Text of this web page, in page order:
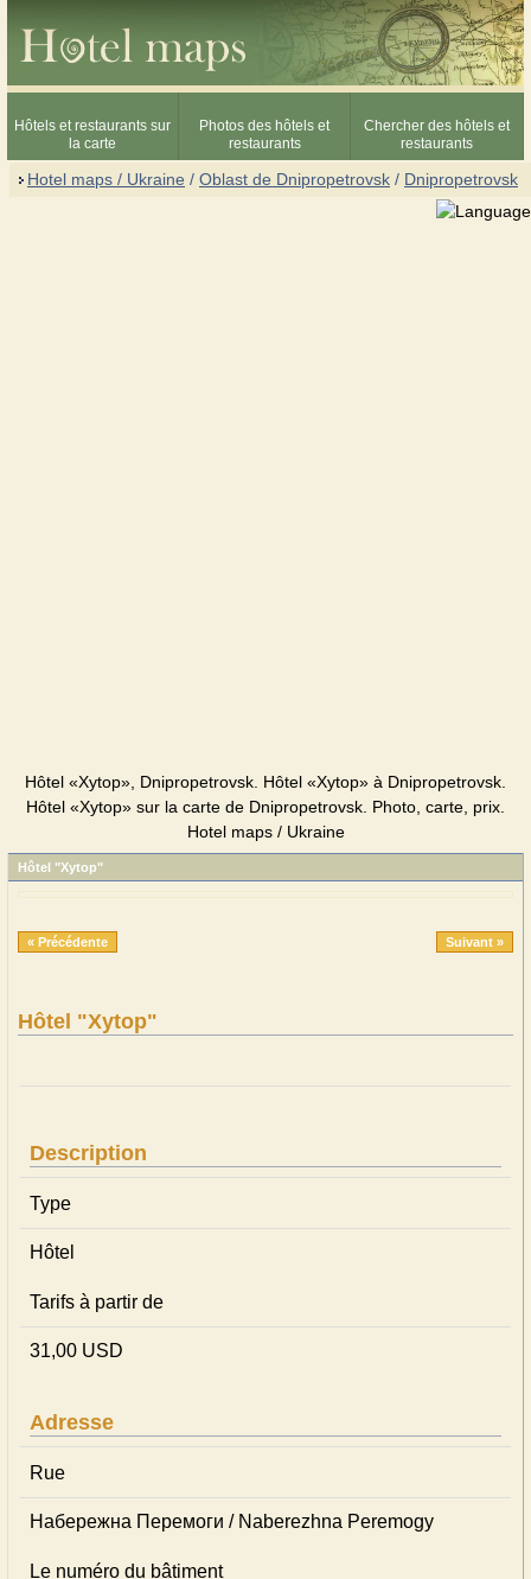
Hôtels et restaurants sur
la carte
Photos des hôtels et
restaurants
Chercher des hôtels et
restaurants
Hotel maps / Ukraine / Oblast de Dnipropetrovsk / Dnipropetrovsk
Hôtel «Xytop», Dnipropetrovsk. Hôtel «Xytop» à Dnipropetrovsk.
Hôtel «Xytop» sur la carte de Dnipropetrovsk. Photo, carte, prix.
Hotel maps / Ukraine
Hôtel "Xytop"
« Précédente Suivant »
Hôtel "Xytop"
Description
Type
Hôtel
Tarifs à partir de
31,00 USD
Adresse
Rue
Набережна Перемоги / Naberezhna Peremogy
Le numéro du bâtiment